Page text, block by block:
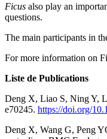
Ficus also play an
questions.
The main participants in
For more information on
Liste de Publications
Deng X, Liao S, Ning Y,
e70245. https://doi.org/
Deng X, Wang G, Peng